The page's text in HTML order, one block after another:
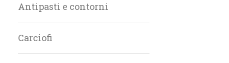
Antipasti e contorni
Carciofi